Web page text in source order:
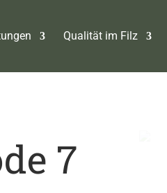
Qualität im Filz
7